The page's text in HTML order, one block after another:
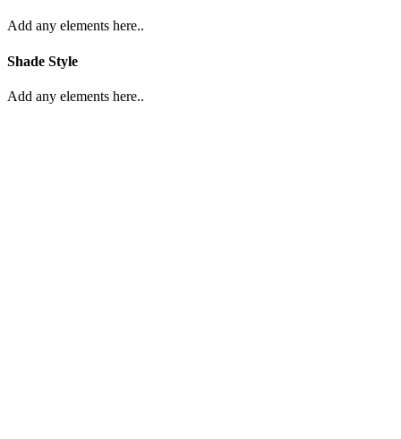
Add any elements here..
Shade Style
Add any elements here..